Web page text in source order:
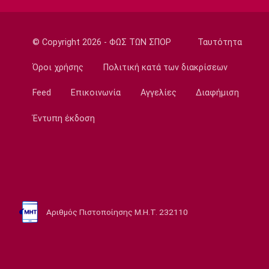
Πήρε τον Γιρένκι με ποσό ρεκόρ η Κόβεντρι
Ευρωμπάσκετ U16: Το πανόραμα της
09:00
© Copyright 2026 - ΦΩΣ ΤΩΝ ΣΠΟΡ Ταυτότητα
Όροι χρήσης Πολιτική κατά των διακρίσεων
Feed Επικοινωνία Αγγελίες Διαφήμιση
Έντυπη έκδοση
Αριθμός Πιστοποίησης Μ.Η.Τ. 232110